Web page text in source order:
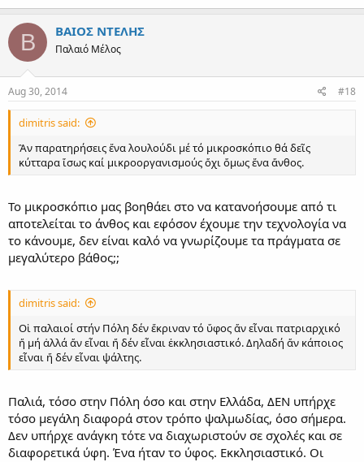
Β ΒΑΙΟΣ ΝΤΕΛΗΣ
Παλαιό Μέλος
Aug 30, 2014 #18
dimitris said:
Ἂν παρατηρήσεις ἕνα λουλούδι μέ τό μικροσκόπιο θά δεῖς
κύτταρα ἴσως καί μικροοργανισμούς ὄχι ὅμως ἕνα ἄνθος.
Το μικροσκόπιο μας βοηθάει στο να κατανοήσουμε από τι
αποτελείται το άνθος και εφόσον έχουμε την τεχνολογία να
το κάνουμε, δεν είναι καλό να γνωρίζουμε τα πράγματα σε
μεγαλύτερο βάθος;;
dimitris said:
Οἱ παλαιοί στήν Πόλη δέν ἔκριναν τό ὕφος ἄν εἶναι πατριαρχικό
ἤ μή ἀλλά ἄν εἶναι ἤ δέν εἶναι ἐκκλησιαστικό. Δηλαδή ἄν κάποιος
εἶναι ἤ δέν εἶναι ψάλτης.
Παλιά, τόσο στην Πόλη όσο και στην Ελλάδα, ΔΕΝ υπήρχε
τόσο μεγάλη διαφορά στον τρόπο ψαλμωδίας, όσο σήμερα.
Δεν υπήρχε ανάγκη τότε να διαχωριστούν σε σχολές και σε
διαφορετικά ύφη. Ένα ήταν το ύφος. Εκκλησιαστικό. Οι